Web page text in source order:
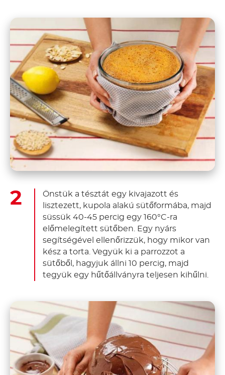
Önstük a tésztát egy kivajazott és
lisztezett, kupola alakú sütőformába, majd
süssük 40-45 percig egy 160°C-ra
előmelegített sütőben. Egy nyárs
segítségével ellenőrizzük, hogy mikor van
kész a torta. Vegyük ki a parrozzot a
sütőből, hagyjuk állni 10 percig, majd
tegyük egy hűtőállványra teljesen kihűlni.